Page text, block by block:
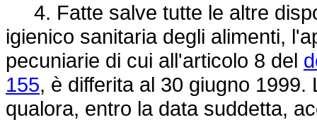
4. Fatte salve tutte le altre
igienico sanitaria degli alimenti,
pecuniarie di cui all'articolo 8 del
155, è differita al 30 giugno
qualora, entro la data suddetta,